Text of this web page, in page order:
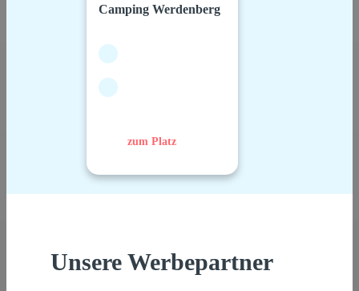
Camping Werdenberg
zum Platz
Unsere Werbepartner